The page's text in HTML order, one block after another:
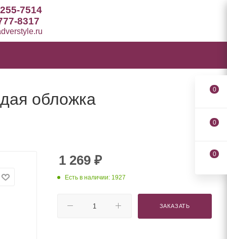
7514
8317
обложка
1 269 ₽
Есть в наличии: 1927
ЗАКАЗАТЬ
0
0
0